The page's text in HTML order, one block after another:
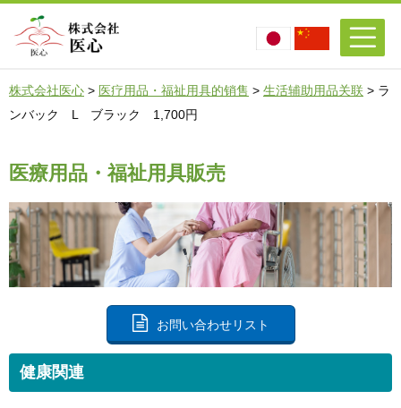
株式会社医心 > 医疗用品・福祉用具的销售 > 生活辅助用品关联 > ラ
ンバック L ブラック 1,700円
医療用品・福祉用具販売
お問い合わせリスト
健康関連